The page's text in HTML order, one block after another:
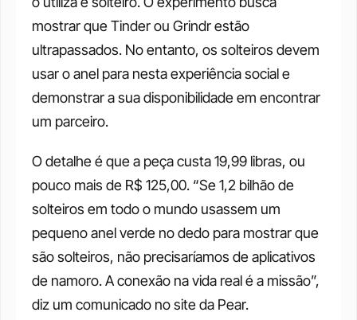
mostrar que Tinder ou Grindr estão
ultrapassados. No entanto, os solteiros devem
usar o anel para nesta experiência social e
demonstrar a sua disponibilidade em encontrar
um parceiro.
O detalhe é que a peça custa 19,99 libras, ou
pouco mais de R$ 125,00. “Se 1,2 bilhão de
solteiros em todo o mundo usassem um
pequeno anel verde no dedo para mostrar que
são solteiros, não precisaríamos de aplicativos
de namoro. A conexão na vida real é a missão”,
diz um comunicado no site da Pear.